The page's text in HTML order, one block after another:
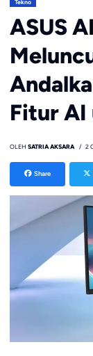
Tekno
ASUS
Fitur
OLEH SATRIA AKSARA 2
Share